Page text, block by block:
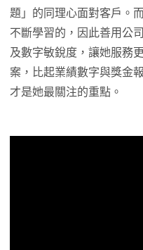
題」的同理心面對客戶。
不斷學習的，因此善用公
及數字敏銳度，讓她服務
案，比起業績數字與獎金
才是她最關注的重點。